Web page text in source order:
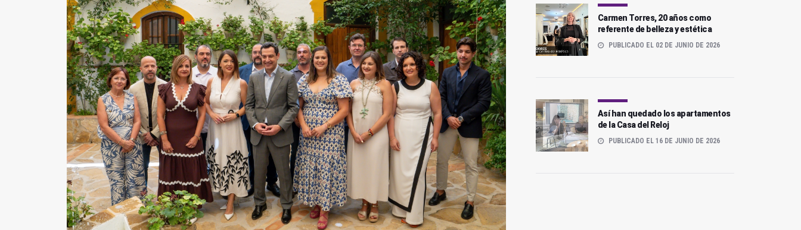
Carmen Torres, 20 años como
referente de belleza y estética
PUBLICADO EL 02 DE JUNIO DE 2026
Así han quedado los apartamentos
de la Casa del Reloj
PUBLICADO EL 16 DE JUNIO DE 2026